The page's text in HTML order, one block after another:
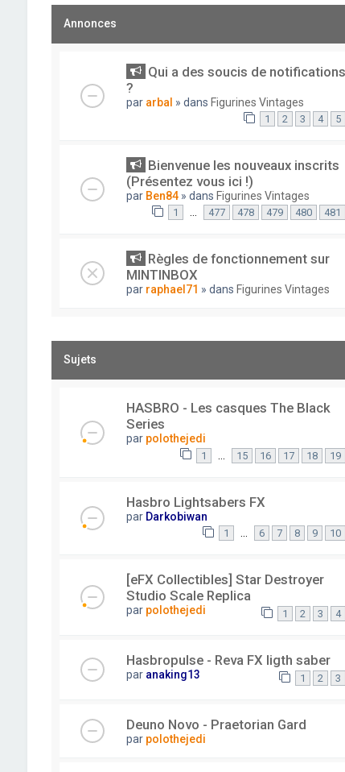
Annonces
Qui a des soucis de notifications
?
par arbal » dans Figurines Vintages
1 2 3 4 5
Bienvenue les nouveaux inscrits
(Présentez vous ici !)
par Ben84 » dans Figurines Vintages
1 … 477 478 479 480 481
Règles de fonctionnement sur
MINTINBOX
par raphael71 » dans Figurines Vintages
Sujets
HASBRO - Les casques The Black
Series
par polothejedi
1 15 16 17 18 19
Hasbro Lightsabers FX
par Darkobiwan
1 6 7 8 9 10
[eFX Collectibles] Star Destroyer
Studio Scale Replica
par polothejedi 1 2 3 4
Hasbropulse - Reva FX ligth saber
par anaking13 1 2 3
Deuno Novo - Praetorian Gard
par polothejedi